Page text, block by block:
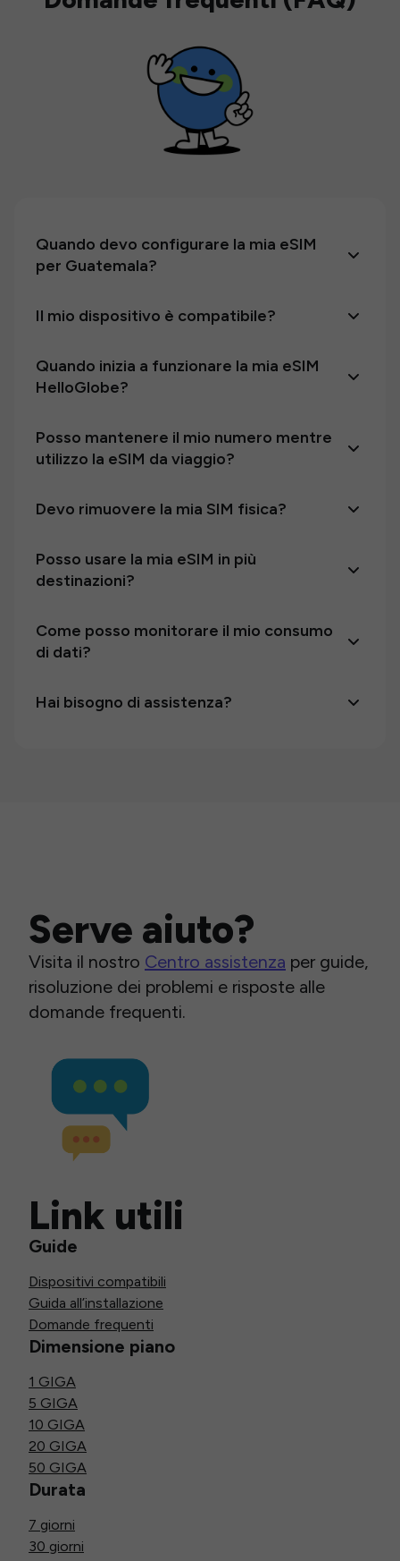
Quando devo configurare la mia eSIM
per Guatemala?
Il mio dispositivo è compatibile?
Quando inizia a funzionare la mia eSIM
HelloGlobe?
Posso mantenere il mio numero mentre
utilizzo la eSIM da viaggio?
Devo rimuovere la mia SIM fisica?
Posso usare la mia eSIM in più
destinazioni?
Come posso monitorare il mio consumo
di dati?
Hai bisogno di assistenza?
Serve aiuto?
Visita il nostro Centro assistenza per guide,
risoluzione dei problemi e risposte alle
domande frequenti.
Link utili
Guide
Dispositivi compatibili
Guida all’installazione
Domande frequenti
Dimensione piano
1 GIGA
5 GIGA
10 GIGA
20 GIGA
50 GIGA
Durata
7 giorni
30 giorni